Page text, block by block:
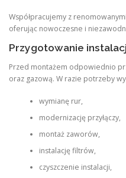
Współpracujemy z
oferując nowoczesne i
Przygotowanie
Przed montażem odpowiednio
oraz gazową. W razie potrzeby
wymianę rur,
modernizację przyłączy,
montaż zaworów,
instalację filtrów,
czyszczenie instalacji,